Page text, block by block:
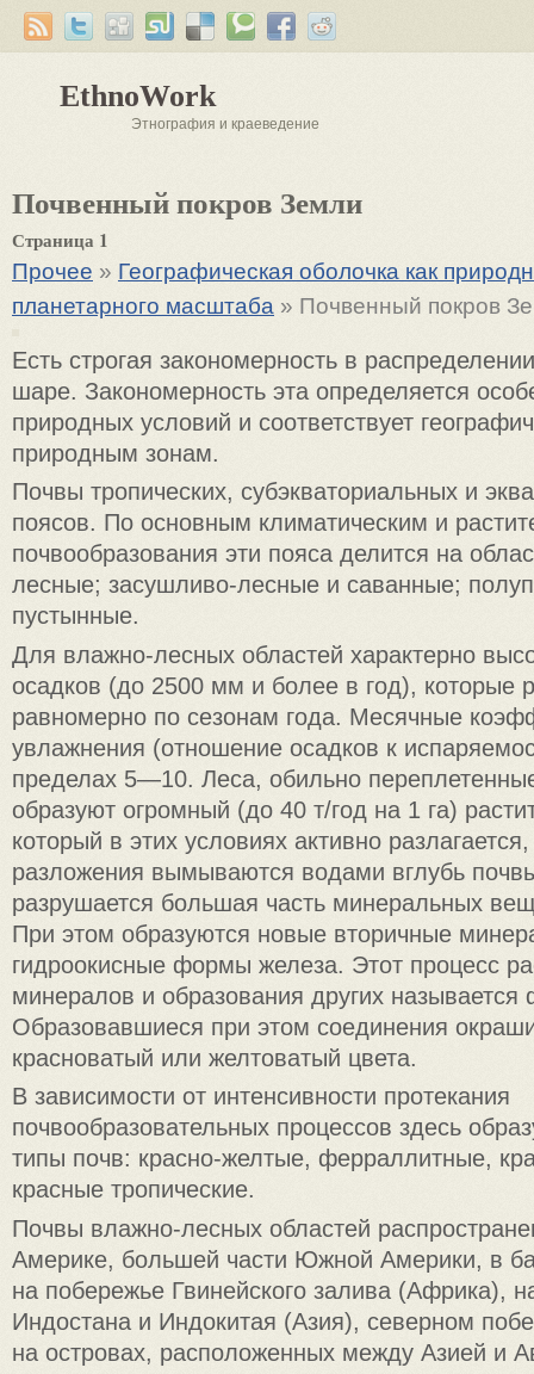
EthnoWork
Этнография и краеведение
Почвенный покров Земли
Страница 1
Прочее » Географическая оболочка как
планетарного масштаба » Почвенный покров
Есть строгая закономерность в
шаре. Закономерность эта определяется
природных условий и соответствует
природным зонам.
Почвы тропических, субэкваториальных и
поясов. По основным климатическим и
почвообразования эти пояса делится на
лесные; засушливо-лесные и саванные;
пустынные.
Для влажно-лесных областей характерно
осадков (до 2500 мм и более в год), которые
равномерно по сезонам года. Месячные
увлажнения (отношение осадков к
пределах 5—10. Леса, обильно
образуют огромный (до 40 т/год на 1 га)
который в этих условиях активно
разложения вымываются водами вглубь
разрушается большая часть минеральных
При этом образуются новые вторичные
гидроокисные формы железа. Этот процесс
минералов и образования других называется
Образовавшиеся при этом соединения
красноватый или желтоватый цвета.
В зависимости от интенсивности протекания
почвообразовательных процессов здесь
типы почв: красно-желтые, ферраллитные,
красные тропические.
Почвы влажно-лесных областей
Америке, большей части Южной Америки, в
на побережье Гвинейского залива (Африка),
Индостана и Индокитая (Азия), северном
на островах, расположенных между Азией и